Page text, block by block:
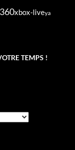
xbox-liveya
TEMPS !